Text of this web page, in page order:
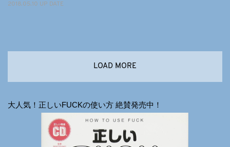
2018.05.10 UP DATE
LOAD MORE
大人気！正しいFUCKの使い方 絶賛発売中！